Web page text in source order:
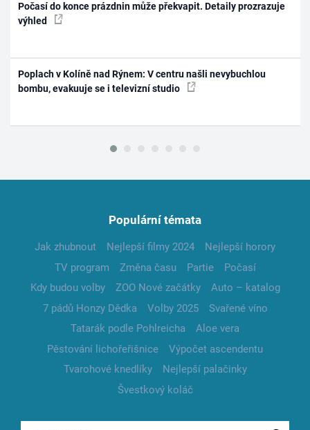
Počasí do konce prázdnin může překvapit. Detaily prozrazuje
výhled
Poplach v Kolíně nad Rýnem: V centru našli nevybuchlou
bombu, evakuuje se i televizní studio
Populární témata
Jak zhubnout Nejlepší filmy 2024
Nejlepší horory
TV program
Změna času Partie
Počasí
Kdy budou volby
ZOO Nové začátky
Auto – katalog
7 pádů Honzy Dědka
Volby 2025
Svařené víno
Tatarák podle Pohlreicha
Aloe vera
Pěstování lichořeřišnice
Výpočet ascendentu
Tvarohové knedlíky
Nejlepší palačinky
Švestkový koláč